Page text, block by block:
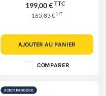
199,00 € TTC
165,83 €HT
AJOUTER AU PANIER
COMPARER